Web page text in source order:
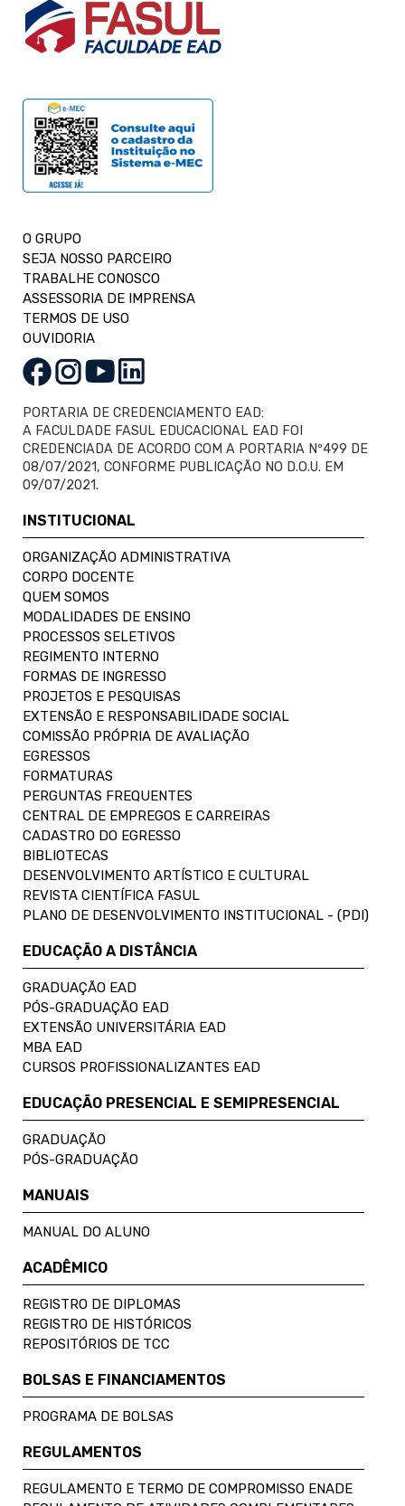
O GRUPO
SEJA NOSSO PARCEIRO
TRABALHE CONOSCO
ASSESSORIA DE IMPRENSA
TERMOS DE USO
OUVIDORIA
PORTARIA DE CREDENCIAMENTO EAD:
A FACULDADE FASUL EDUCACIONAL EAD FOI
CREDENCIADA DE ACORDO COM A PORTARIA Nº499 DE
08/07/2021, CONFORME PUBLICAÇÃO NO D.O.U. EM
09/07/2021.
INSTITUCIONAL
ORGANIZAÇÃO ADMINISTRATIVA
CORPO DOCENTE
QUEM SOMOS
MODALIDADES DE ENSINO
PROCESSOS SELETIVOS
REGIMENTO INTERNO
FORMAS DE INGRESSO
PROJETOS E PESQUISAS
EXTENSÃO E RESPONSABILIDADE SOCIAL
COMISSÃO PRÓPRIA DE AVALIAÇÃO
EGRESSOS
FORMATURAS
PERGUNTAS FREQUENTES
CENTRAL DE EMPREGOS E CARREIRAS
CADASTRO DO EGRESSO
BIBLIOTECAS
DESENVOLVIMENTO ARTÍSTICO E CULTURAL
REVISTA CIENTÍFICA FASUL
PLANO DE DESENVOLVIMENTO INSTITUCIONAL - (PDI)
EDUCAÇÃO A DISTÂNCIA
GRADUAÇÃO EAD
PÓS-GRADUAÇÃO EAD
EXTENSÃO UNIVERSITÁRIA EAD
MBA EAD
CURSOS PROFISSIONALIZANTES EAD
EDUCAÇÃO PRESENCIAL E SEMIPRESENCIAL
GRADUAÇÃO
PÓS-GRADUAÇÃO
MANUAIS
MANUAL DO ALUNO
ACADÊMICO
REGISTRO DE DIPLOMAS
REGISTRO DE HISTÓRICOS
REPOSITÓRIOS DE TCC
BOLSAS E FINANCIAMENTOS
PROGRAMA DE BOLSAS
REGULAMENTOS
REGULAMENTO E TERMO DE COMPROMISSO ENADE